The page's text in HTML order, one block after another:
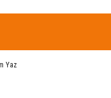
Yaz